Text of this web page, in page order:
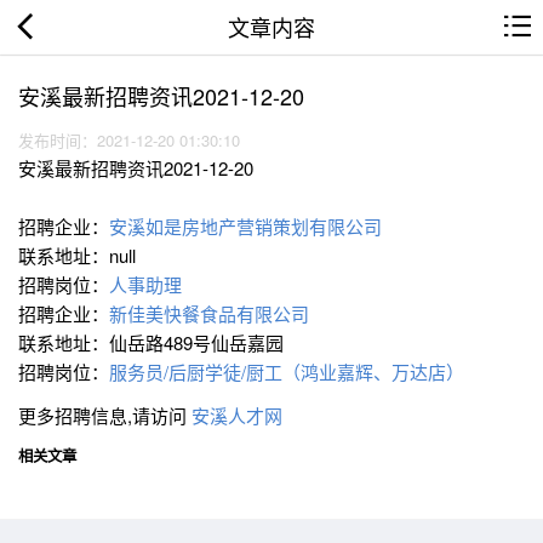
文章内容
安溪最新招聘资讯2021-12-20
发布时间：2021-12-20 01:30:10
安溪最新招聘资讯2021-12-20
招聘企业： 安溪如是房地产营销策划有限公司
联系地址：null
招聘岗位： 人事助理
招聘企业： 新佳美快餐食品有限公司
联系地址：仙岳路489号仙岳嘉园
招聘岗位： 服务员/后厨学徒/厨工（鸿业嘉辉、万达店）
更多招聘信息,请访问 安溪人才网
相关文章